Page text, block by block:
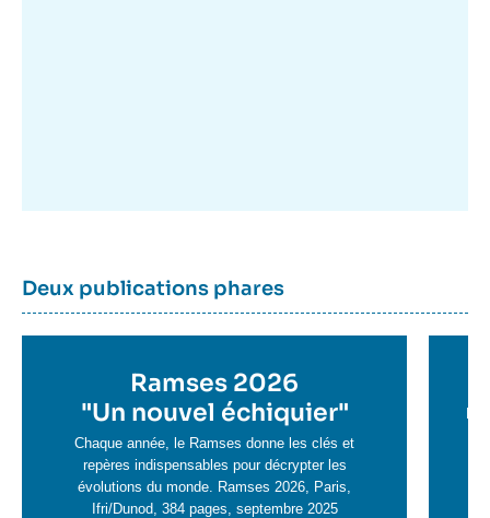
Dernière
parutions
Titre
container
Deux publications phares
en
savoir
plus
Ramses 2026
"Un nouvel échiquier"
Chaque année, le Ramses donne les clés et
repères indispensables pour décrypter les
évolutions du monde. Ramses 2026, Paris,
Ifri/Dunod, 384 pages, septembre 2025